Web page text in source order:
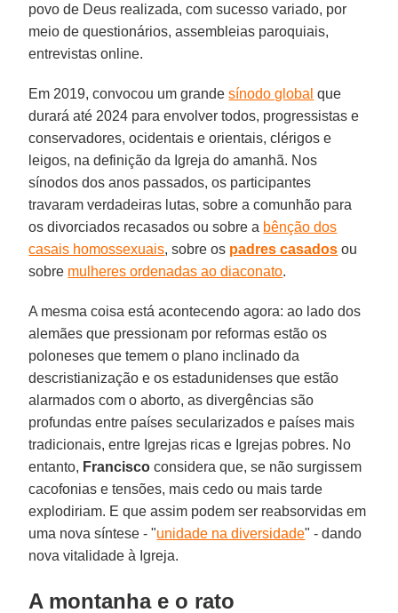
povo de Deus realizada, com sucesso variado, por
meio de questionários, assembleias paroquiais,
entrevistas online.
Em 2019, convocou um grande sínodo global que
durará até 2024 para envolver todos, progressistas e
conservadores, ocidentais e orientais, clérigos e
leigos, na definição da Igreja do amanhã. Nos
sínodos dos anos passados, os participantes
travaram verdadeiras lutas, sobre a comunhão para
os divorciados recasados ou sobre a bênção dos
casais homossexuais, sobre os padres casados ou
sobre mulheres ordenadas ao diaconato.
A mesma coisa está acontecendo agora: ao lado dos
alemães que pressionam por reformas estão os
poloneses que temem o plano inclinado da
descristianização e os estadunidenses que estão
alarmados com o aborto, as divergências são
profundas entre países secularizados e países mais
tradicionais, entre Igrejas ricas e Igrejas pobres. No
entanto, Francisco considera que, se não surgissem
cacofonias e tensões, mais cedo ou mais tarde
explodiriam. E que assim podem ser reabsorvidas em
uma nova síntese - "unidade na diversidade" - dando
nova vitalidade à Igreja.
A montanha e o rato